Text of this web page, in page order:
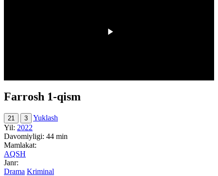
Farrosh 1-qism
21 3
Yuklash
Yil: 2022
Davomiyligi: 44 min
Mamlakat:
AQSH
Janr:
Drama Kriminal